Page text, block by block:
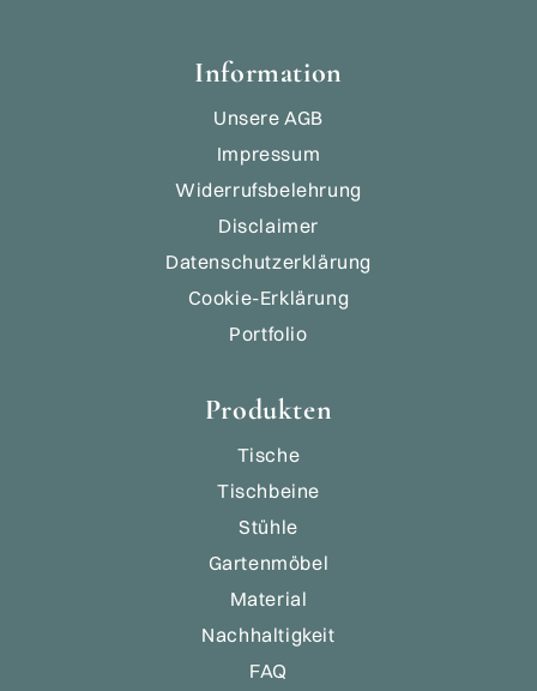
Information
Unsere AGB
Impressum
Widerrufsbelehrung
Disclaimer
Datenschutzerklärung
Cookie-Erklärung
Portfolio
Produkten
Tische
Tischbeine
Stühle
Gartenmöbel
Material
Nachhaltigkeit
FAQ